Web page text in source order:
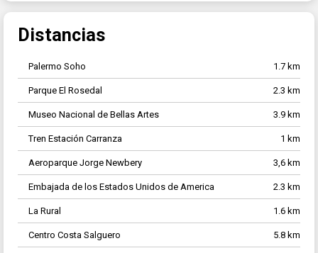
Distancias
Palermo Soho 1.7 km
Parque El Rosedal 2.3 km
Museo Nacional de Bellas Artes 3.9 km
Tren Estación Carranza 1 km
Aeroparque Jorge Newbery 3,6 km
Embajada de los Estados Unidos de America 2.3 km
La Rural 1.6 km
Centro Costa Salguero 5.8 km